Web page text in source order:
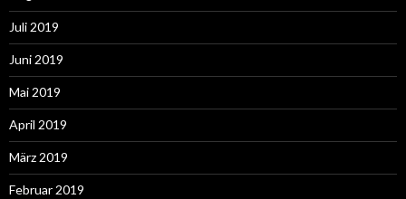
Juli 2019
Juni 2019
Mai 2019
April 2019
März 2019
Februar 2019